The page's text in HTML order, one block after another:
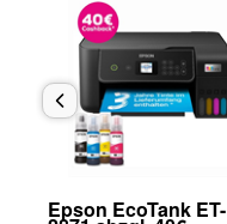
Epson EcoTank ET-